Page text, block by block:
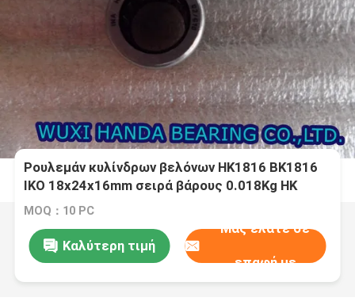
Ρουλεμάν κυλίνδρων βελόνων HK1816 BK1816
IKO 18x24x16mm σειρά βάρους 0.018Kg HK
MOQ：10 PC
Καλύτερη τιμή
Μας ελάτε σε
επαφή με